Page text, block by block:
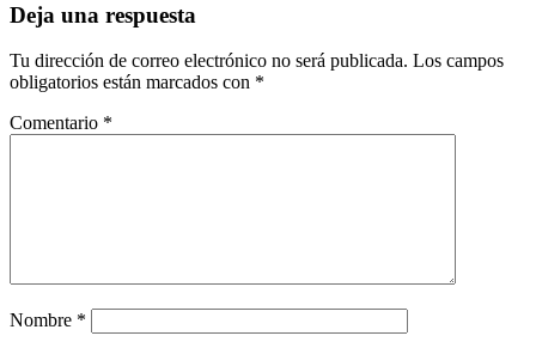
Deja una respuesta
Tu dirección de correo electrónico no será publicada. Los campos
obligatorios están marcados con *
Comentario *
Nombre *